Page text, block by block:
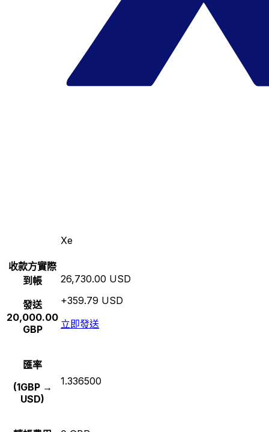
Xe
收款方實際
到帳
發送
20,000.00
GBP
26,730.00 USD
+359.79 USD
立即發送
匯率
(1GBP →
USD)
1.336500